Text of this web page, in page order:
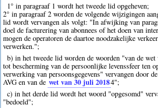
1° in paragraaf 1 wordt het tweede lid opgeheven;
2° in paragraaf 2 worden de volgende wijzigingen
lid wordt vervangen als volgt: "In afwijking van
doel de facturering van abonnees of het doen van
mogen de operatoren de daartoe noodzakelijke
verwerken.";
b) in het tweede lid worden de woorden "van de wet
tot bescherming van de persoonlijke levenssfeer ten
verwerking van persoonsgegevens" vervangen door
AVG en van de wet van 30 juli 20184";
c) in het derde lid wordt het woord "opgesomd"
"bedoeld";